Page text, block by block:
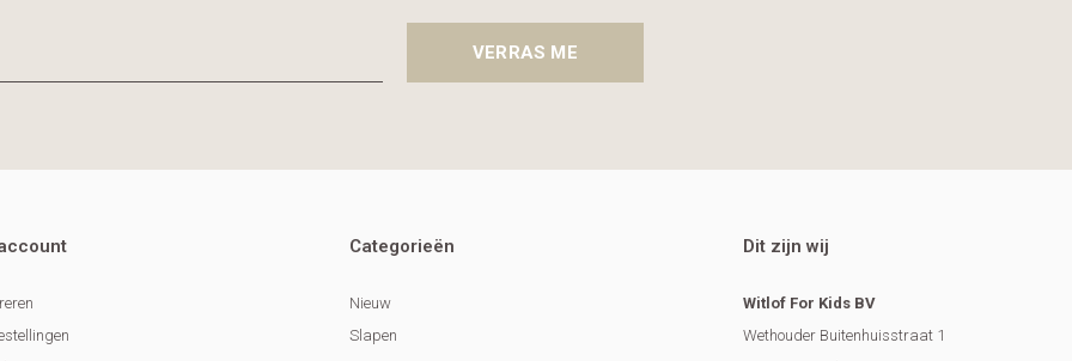
VERRAS ME
Categorieën
Nieuw
Slapen
Dit zijn wij
Witlof For Kids BV
Wethouder Buitenhuisstraat 1